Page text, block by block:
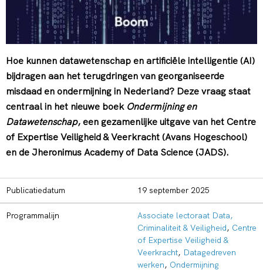
Hoe kunnen datawetenschap en artificiële intelligentie (AI)
bijdragen aan het terugdringen van georganiseerde
misdaad en ondermijning in Nederland? Deze vraag staat
centraal in het nieuwe boek Ondermijning en
Datawetenschap, een gezamenlijke uitgave van het Centre
of Expertise Veiligheid & Veerkracht (Avans Hogeschool)
en de Jheronimus Academy of Data Science (JADS).
Publicatiedatum 19 september 2025
Programmalijn
Associate lectoraat Data,
Criminaliteit & Veiligheid, Centre
of Expertise Veiligheid &
Veerkracht, Datagedreven
werken, Ondermijning